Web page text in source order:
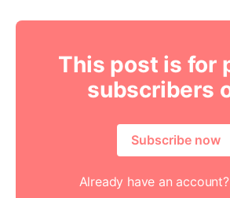
This post is for
subscribers
Subscribe now
Already have an account?